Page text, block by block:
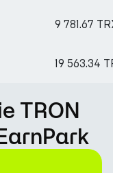
9 781.67
19 563.34
TRON